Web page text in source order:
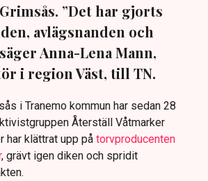
”Det har gjorts
avlägsnanden och
Anna-Lena Mann,
i region Väst, till TN.
i Tranemo kommun har sedan 28
Återställ Våtmarker
har klättrat upp på torvproducenten
, grävt igen diken och spridit